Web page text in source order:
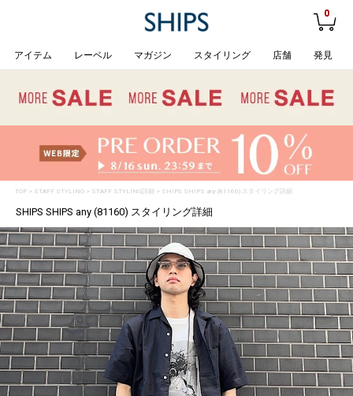
0
アイテム レーベル マガジン スタイリング 店舗 発見
TOP> STAFF STYLING> STAFF STYLING詳細 > SHIPS SHIPS any (81160) スタイリング詳細
SHIPS SHIPS any (81160) スタイリング詳細